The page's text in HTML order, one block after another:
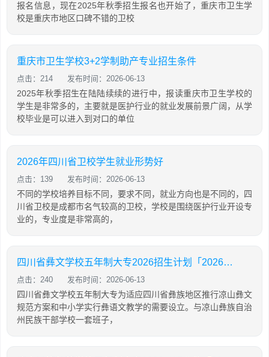
报名信息，现在2025年秋季招生报名也开始了，重庆市卫生学
校是重庆市地区口碑不错的卫校
重庆市卫生学校3+2学制助产专业招生条件
点击：214 发布时间：2026-06-13
2025年秋季招生在陆陆续续的进行中，报读重庆市卫生学校的
学生是非常多的，主要就是医护行业的就业发展前景广阔，从学
校毕业是可以进入到对口的单位
2026年四川省卫校学生就业形势好
点击：139 发布时间：2026-06-13
不同的学校培养目标不同，要求不同，就业方向也是不同的，四
川省卫校是成都市名气较高的卫校，学校是围绕医护行业开设专
业的，专业度是非常高的，
四川省彝文学校五年制大专2026招生计划「2026年更新」
点击：240 发布时间：2026-06-13
四川省彝文学校五年制大专为适应四川省彝族地区推行凉山彝文
规范方案和中小学实行彝语文教学的需要设立。与凉山彝族自治
州民族干部学校一套班子，